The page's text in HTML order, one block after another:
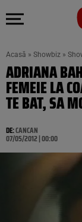
Acasă » Showbiz »
ADRIANA
FEMEIE LA
TE BAT, SA
DE:CANCAN
07/05/2012 | 00:00